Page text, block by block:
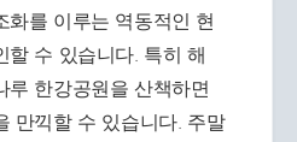
화를 이루는 역동적인 현
할 수 있습니다. 특히 해
루 한강공원을 산책하면
만끽할 수 있습니다. 주말